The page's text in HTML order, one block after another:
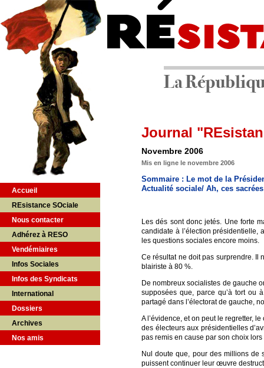
Accueil
REsistance SOciale
Nous contacter
Adhérez à RESO
Vendémiaires
Infos Sociales
Infos des Syndicats
International
Dossiers
Archives
Nos amis
Journal
Novembre 2006
Mis en ligne le novembre 2006
Sommaire : Le mot de la
Actualité sociale/ Ah, ces
Les dés sont donc jetés. Une forte
candidate à l’élection présidentielle,
les questions sociales encore moins.
Ce résultat ne doit pas surprendre. Il
blairiste à 80 %.
De nombreux socialistes de gauche
supposées que, parce qu’à tort ou
partagé dans l’électorat de gauche,
A l’évidence, et on peut le regretter,
des électeurs aux présidentielles
pas remis en cause par son choix
Nul doute que, pour des millions de
puissent continuer leur œuvre